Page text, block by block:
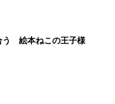
う 絵本ねこの王子様